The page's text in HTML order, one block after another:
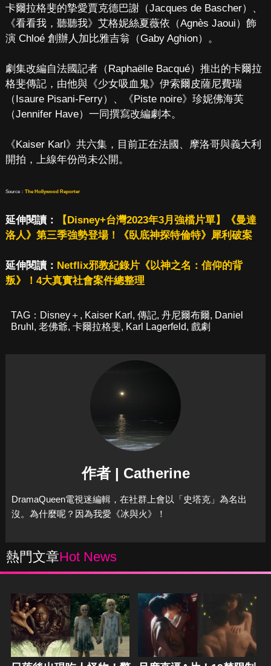
卡爾拉格斐的摯愛賈克德巴謝（Jacques de Bascher）、
《看看我，聽聽我》艾格妮絲夏薇依（Agnès Jaoui）飾
演 Chloé 創辦人加比雅吉翁（Gaby Aghion）。
劇集改編自法國記者（Raphaëlle Bacqué）推出的卡爾拉
格斐傳記，由他與《少女吸血鬼》伊索爾皮薩尼費瑞
（Isaure Pisani-Ferry）、《Piste noire》珍妮佛海芙
（Jennifer Have）一同撰寫改編劇本。
《Kaiser Karl》共六集，目前正在法國、摩洛哥與義大利
開拍，上線年份尚未公開。
Source： The Hollywood Reporter
延伸閱讀：
【Disney+台灣2023年3月強檔片單】《曼達
洛人》第三季強勢登場！《臥底神探特倫特》犀利破案
延伸閱讀： Netflix邪教紀錄片《以神之名：信仰的背
叛》！4大真實社會案件總整理
TAG： Disney＋ , Kaiser Karl , 傳記, 丹尼爾布爾, Daniel
Bruhl , 老佛爺, 卡爾拉格斐, Karl Lagerfeld, 戲劇
作者 | Catherine
DramaQueen電視迷編輯，在社群上會以「史塔克」為名出
沒。為什麼呢？因為我愛《冰與火》！
熱門文章Hot News